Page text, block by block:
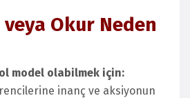
Okur Neden
model olabilmek için:
inanç ve aksiyonun